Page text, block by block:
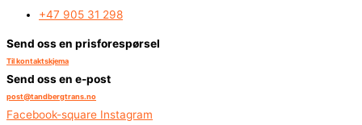
+47 905 31 298
Send oss en prisforespørsel
Til kontaktskjema
Send oss en e-post
post@tandbergtrans.no​
Facebook-square Instagram